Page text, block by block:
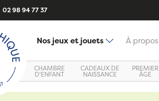
02 98 94 77 37
Nos jeux et jouets À propos
CHAMBRE
D'ENFANT
CADEAUX DE
NAISSANCE
PREMIER
ÂGE